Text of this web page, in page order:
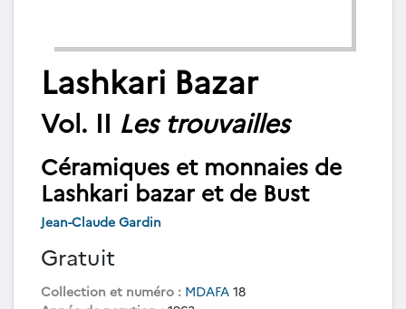
Lashkari Bazar
Vol. II Les trouvailles
Céramiques et monnaies de
Lashkari bazar et de Bust
Jean-Claude Gardin
Gratuit
Collection et numéro : MDAFA 18